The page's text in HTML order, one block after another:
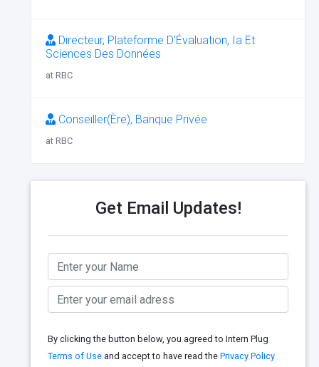
Directeur, Plateforme D’Évaluation, Ia Et
Sciences Des Données
at RBC
Conseiller(Ère), Banque Privée
at RBC
Get Email Updates!
By clicking the button below, you agreed to Intern Plug
Terms of Use and accept to have read the Privacy Policy